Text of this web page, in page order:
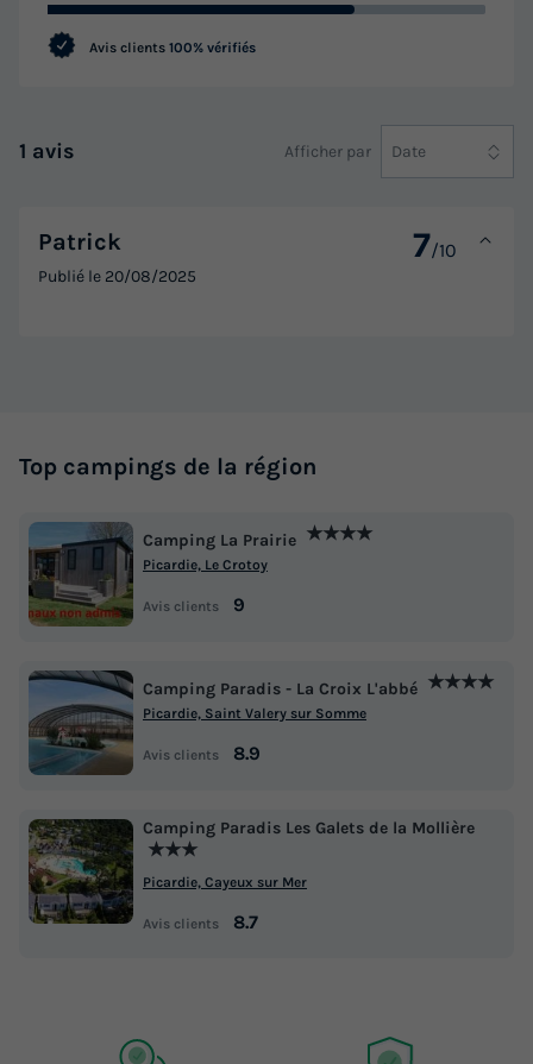
Avis clients 100% vérifiés
1 avis Afficher par Date
Patrick 7/10
Publié le 20/08/2025
Top campings de la région
Camping La Prairie ★★★★
Picardie, Le Crotoy
Avis clients 9
Camping Paradis - La Croix L'abbé ★★★★
Picardie, Saint Valery sur Somme
Avis clients 8.9
Camping Paradis Les Galets de la Mollière
★★★
Picardie, Cayeux sur Mer
Avis clients 8.7